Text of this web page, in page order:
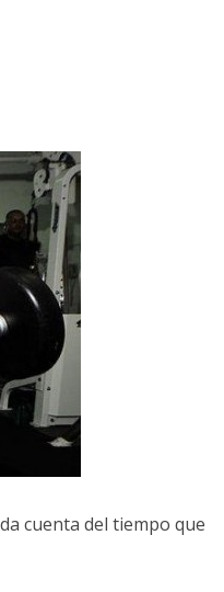
cuenta del tiempo que